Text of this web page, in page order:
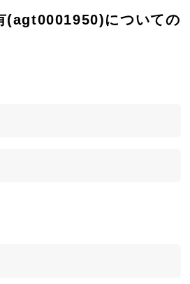
(agt0001950)についての